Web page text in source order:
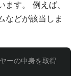
す。 例えば、
などが該当しま
ーの中身を取得